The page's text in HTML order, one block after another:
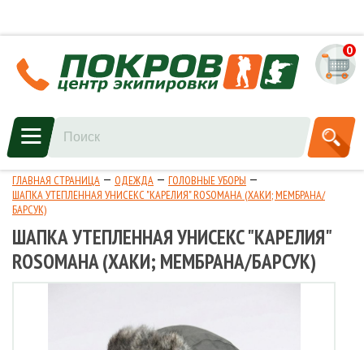
0
ГЛАВНАЯ СТРАНИЦА ОДЕЖДА
ГОЛОВНЫЕ УБОРЫ
ШАПКА УТЕПЛЕННАЯ УНИСЕКС "КАРЕЛИЯ" ROSOMAHA (ХАКИ; МЕМБРАНА/
БАРСУК)
ШАПКА УТЕПЛЕННАЯ УНИСЕКС "КАРЕЛИЯ"
ROSOMAHA (ХАКИ; МЕМБРАНА/БАРСУК)